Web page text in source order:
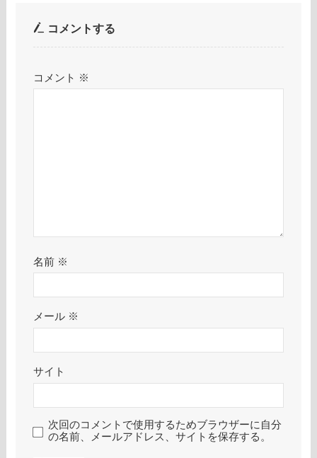
コメントする
コメント ※
名前 ※
メール ※
サイト
次回のコメントで使用するためブラウザーに自分
の名前、メールアドレス、サイトを保存する。